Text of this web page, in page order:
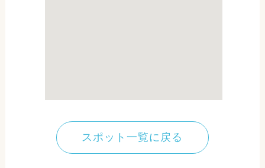
スポット一覧に戻る